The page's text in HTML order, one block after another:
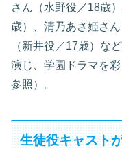
さん（水野役／18歳
歳）、清乃あさ姫さ
（新井役／17歳）な
演じ、学園ドラマを
参照）。
生徒役キャスト